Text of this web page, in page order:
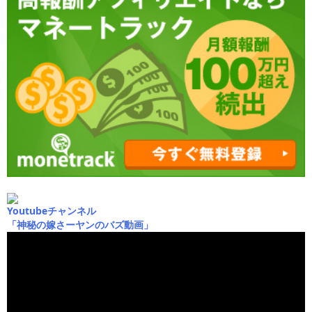
Youtubeチャンネル
「神秘の嫁さーヤンのバズ動画」